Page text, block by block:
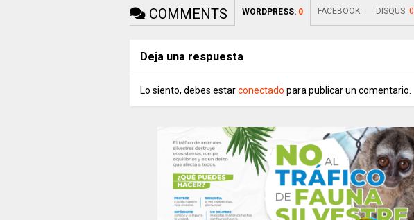
COMMENTS WORDPRESS: 0 FACEBOOK: DISQUS: 0
Deja una respuesta
Lo siento, debes estarconectado para publicar un comentario.